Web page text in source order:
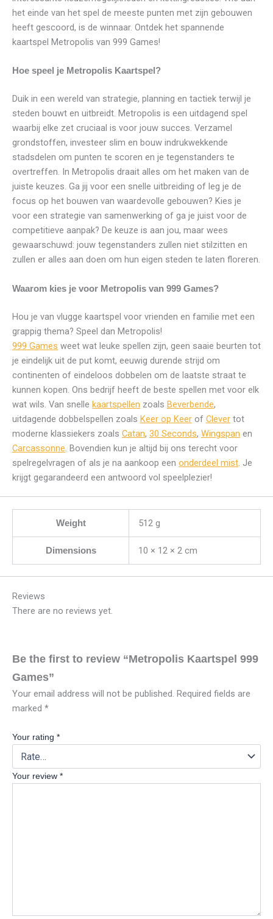
het einde van het spel de meeste punten met zijn gebouwen
heeft gescoord, is de winnaar. Ontdek het spannende
kaartspel Metropolis van 999 Games!
Hoe speel je Metropolis Kaartspel?
Duik in een wereld van strategie, planning en tactiek terwijl je
steden bouwt en uitbreidt. Metropolis is een uitdagend spel
waarbij elke zet cruciaal is voor jouw succes. Verzamel
grondstoffen, investeer slim en bouw indrukwekkende
stadsdelen om punten te scoren en je tegenstanders te
overtreffen. In Metropolis draait alles om het maken van de
juiste keuzes. Ga jij voor een snelle uitbreiding of leg je de
focus op het bouwen van waardevolle gebouwen? Kies je
voor een strategie van samenwerking of ga je juist voor de
competitieve aanpak? De keuze is aan jou, maar wees
gewaarschuwd: jouw tegenstanders zullen niet stilzitten en
zullen er alles aan doen om hun eigen steden te laten floreren.
Waarom kies je voor Metropolis van 999 Games?
Hou je van vlugge kaartspel voor vrienden en familie met een
grappig thema? Speel dan Metropolis!
999 Games weet wat leuke spellen zijn, geen saaie beurten tot
je eindelijk uit de put komt, eeuwig durende strijd om
continenten of eindeloos dobbelen om de laatste straat te
kunnen kopen. Ons bedrijf heeft de beste spellen met voor elk
wat wils. Van snelle kaartspellen zoals Beverbende,
uitdagende dobbelspellen zoals Keer op Keer of Clever tot
moderne klassiekers zoals Catan, 30 Seconds, Wingspan en
Carcassonne . Bovendien kun je altijd bij ons terecht voor
spelregelvragen of als je na aankoop een onderdeel mist . Je
krijgt gegarandeerd een antwoord vol speelplezier!
Weight 512 g
Dimensions 10 × 12 × 2 cm
Reviews
There are no reviews yet.
Be the first to review “Metropolis Kaartspel 999
Games”
Your email address will not be published. Required fields are
marked *
Your rating *
Your review *